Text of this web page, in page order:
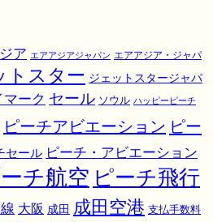
ア エアアジアジャパン エアアジア・ジャパ
トスター ジェットスタージャパ
ーク セール ソウル ハッピーピーチ
ピーチアビエーション ピー
セール ピーチ・アビエーション
チ航空 ピーチ飛行
大阪 成田 成田空港 支払手数料